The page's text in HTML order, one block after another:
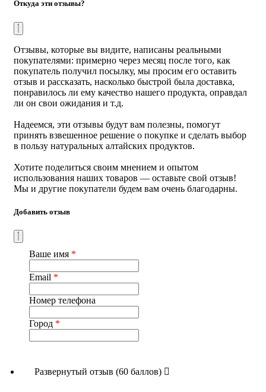
сопротивляемость инфекционным заболеваниям;
работу мозга; повысить физическую выносливость.
Листья брусникиблагодаря большому количеству
витамина С, содержащегося в растении,
способствуют укреплению иммунитета и
восстановлению естественного барьера в борьбе с
простудными заболеваниями. Полезны для людей,
для женщин в послеродовый период. Помогают
восстанавливаться после курса строгой диеты и
тяжелых тренировок. Способствуют устранению
Листья смородиныпомогают бороться с
авитаминозом, укрепить иммунитет в период
придать бодрости после длительного
Способствует снятию воспаления и судорог, полезен
Лабазникпомогает укрепить иммунитет и
нормализовать кровяное давление. Полезен при
нервном перенапряжении и бессоннице, а также
при гинекологических заболеваниях.
Цвет василькаспособствует выведению шлаков,
токсинов и лишней жидкости из организма.
малины и брусники, красный корень
Откуда эти отзывы?
Отзывы, которые вы видите, написаны реальными
покупателями: примерно через месяц после того, как
покупатель получил посылку, мы просим его оставить
отзыв и рассказать, насколько быстрой была доставка,
понравилось ли ему качество нашего продукта, оправдал
ли он свои ожидания и т.д.
Надеемся, эти отзывы будут вам полезны, помогут
принять взвешенное решение о покупке и сделать выбор
в пользу натуральных алтайских продуктов.
Хотите поделиться своим мнением и опытом
использования наших товаров — оставьте свой отзыв!
Мы и другие покупатели будем вам очень благодарны.
Добавить отзыв
Ваше имя *
Email *
Номер телефона
Город *
Развернутый отзыв (60 баллов)